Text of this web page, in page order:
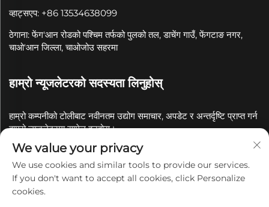
व्हाट्सएप: +86 13534638099
ठेगाना: फेंग'आन रोडको पश्चिम तर्फको पुलको तल, डाचेंग गाउँ, फेंगटाङ नगर,
चाओ'आन जिल्ला, चाओजोउ सहरमा
हाम्रो न्यूजलेटरको सदस्यता लिनुहोस्
हाम्रो कम्पनीको टोलीबाट नवीनतम उद्योग समाचार, अपडेट र अन्तर्दृष्टि प्राप्त गर्न
हाम्रो न्यूजलेटरमा सामेल हुनुहोस्।
सदस्यता लिनुहोस्
कॉपीराइट © 2025 चाओजोउ क्वानयुए सिरामिक कं, लिमिटेडको नाममा
We value your privacy
We use cookies and similar tools to provide our services.
If you don't want to accept all cookies, click Personalize
cookies.